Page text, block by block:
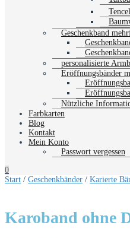
Tencel
Geschenkband
personalisierte
Eröffnungsbänder
Nützliche
Farbkarten
Blog
Kontakt
Mein Konto
Passwort vergessen
0
Start / Geschenkbänder / Karierte
Karoband ohne